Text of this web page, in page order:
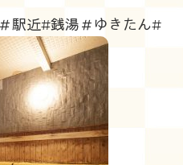
駅近#銭湯＃ゆきたん#